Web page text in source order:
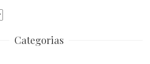
Categorias